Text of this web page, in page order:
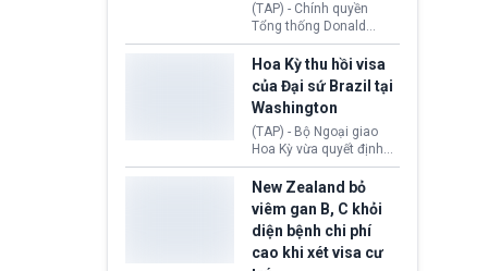
(TAP) - Chính quyền
Tổng thống Donald
Trump đã hoàn trả
khoảng 100 tỷ USD thuế
quan từng thu theo Đạo
luật Quyền hạn Kinh tế
Khẩn cấp Quốc tế
(IEEPA). Động thái này
diễn ra sau phán quyết
hồi tháng 2 bởi Tòa án
Tối cao Hoa Kỳ
(SCOTUS) khi tuyên bố,
việc áp thuế diện rộng là
hoàn toàn bất hợp pháp.
Hoa Kỳ thu hồi visa
của Đại sứ Brazil tại
Washington
(TAP) - Bộ Ngoại giao
Hoa Kỳ vừa quyết định
thu hồi thị thực (visa)
của bà Maria Luiza
Ribeiro Viotti - Đại sứ
Brazil tại Washington.
Động thái trên diễn ra
trong bối cảnh tranh
New Zealand bỏ
viêm gan B, C khỏi
diện bệnh chi phí
cao khi xét visa cư